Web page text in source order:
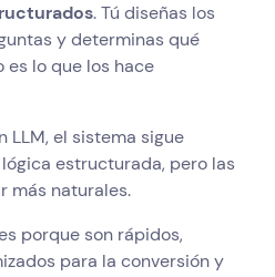
. Tú diseñas los
y determinas qué
es lo que los hace
LLM, el sistema sigue
estructurada, pero las
más naturales.
porque son rápidos,
para la conversión y